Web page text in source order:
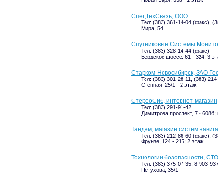
СпецТехСвязь, ООО
Тел: (383) 361-14-04 (факс),
Мира, 54
Спутниковые Системы
Тел: (383) 328-14-44 (факс)
Бердское шоссе, 61 - 324; 3
Старком-Новосибирск, ЗАО
Тел: (383) 301-28-11, (383)
Степная, 25/1 - 2 этаж
СтереоСиб, интернет-магазин
Тел: (383) 291-91-42
Димитрова проспект, 7 - 608б;
Тандем, магазин систем
Тел: (383) 212-86-60 (факс),
Фрунзе, 124 - 215; 2 этаж
Технологии безопасности, СТО
Тел: (383) 375-07-35, 8-903-
Петухова, 35/1